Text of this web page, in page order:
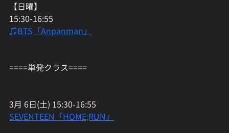
【日曜】
15:30-16:55
♫BTS「Anpanman」
====単発クラス====
3月 6日(土) 15:30-16:55
SEVENTEEN「HOME;RUN」